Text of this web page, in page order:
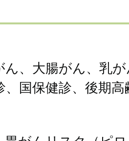
ん、大腸がん、乳
、国保健診、後期高